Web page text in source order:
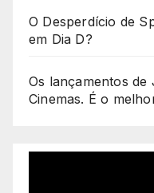
O Desperdício de
em Dia D?
Os lançamentos
Cinemas. É o